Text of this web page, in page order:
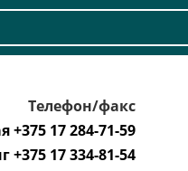
Телефон/факс
+375 17 284-71-59
+375 17 334-81-54